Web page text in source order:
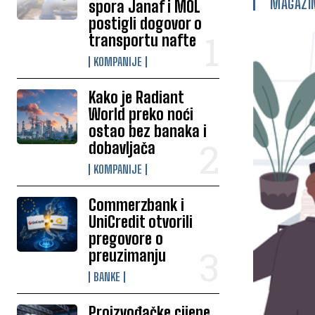
spora Janaf i MOL
postigli dogovor o
transportu nafte
KOMPANIJE
Kako je Radiant
World preko noći
ostao bez banaka i
dobavljača
KOMPANIJE
Commerzbank i
UniCredit otvorili
pregovore o
preuzimanju
BANKE